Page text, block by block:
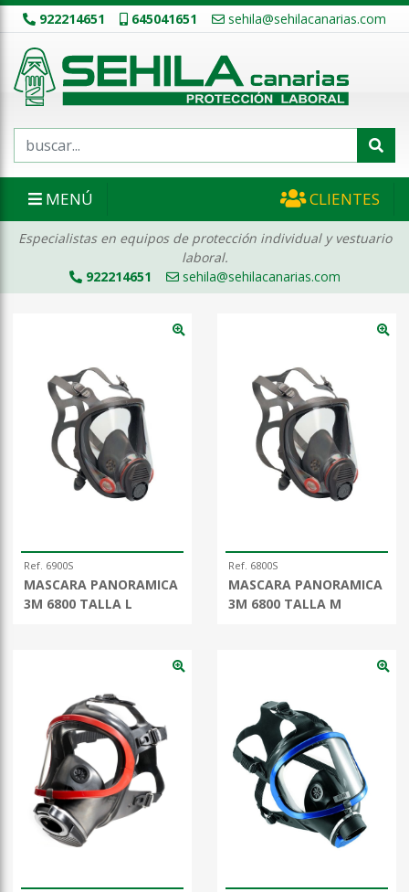
922214651 645041651 sehila@sehilacanarias.com
MENÚ CLIENTES
Especialistas en equipos de protección individual y vestuario
laboral.
922214651
sehila@sehilacanarias.com
Ref. 6900S
MASCARA PANORAMICA
3M 6800 TALLA L
Ref. 6800S
MASCARA PANORAMICA
3M 6800 TALLA M